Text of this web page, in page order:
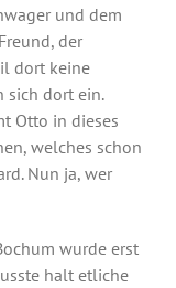
und dem
der
dort keine
sich dort ein.
Otto in dieses
welches schon
Nun ja, wer
wurde erst
halt etliche